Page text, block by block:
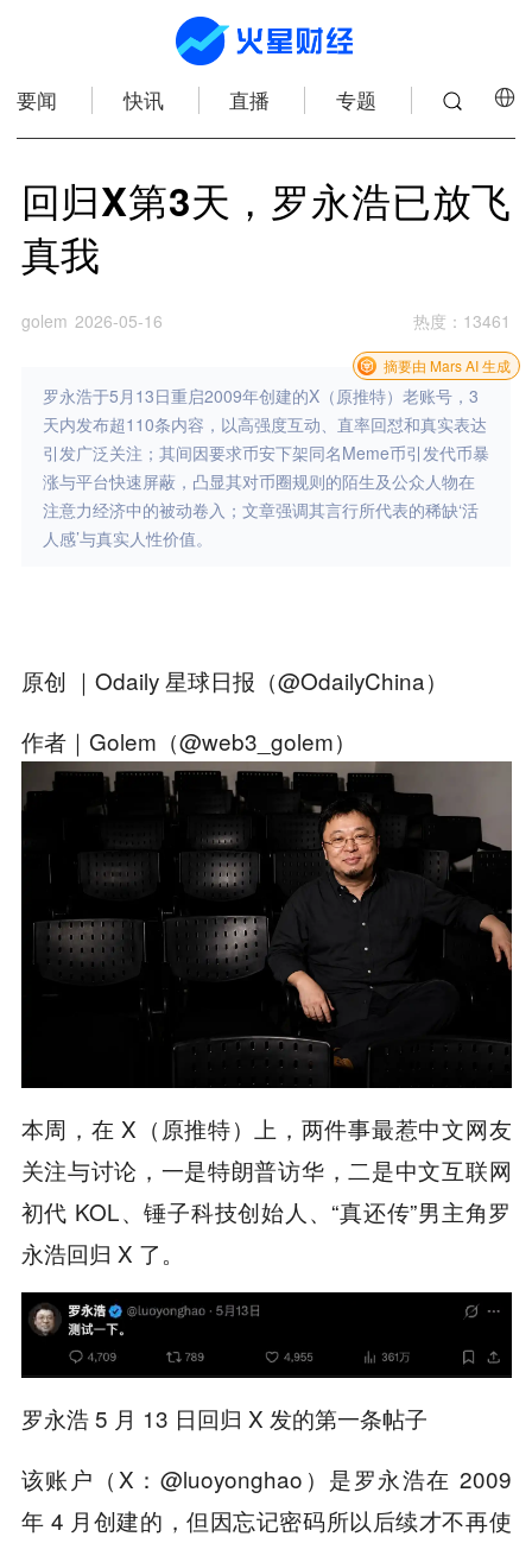
要闻 快讯 直播 专题
回归X第3天，罗永浩已放飞
真我
golem 2026-05-16 热度 ： 13461
罗永浩于5月13日重启2009年创建的X（原推特）老账号，3
天内发布超110条内容，以高强度互动、直率回怼和真实表达
引发广泛关注；其间因要求币安下架同名Meme币引发代币暴
涨与平台快速屏蔽，凸显其对币圈规则的陌生及公众人物在
注意力经济中的被动卷入；文章强调其言行所代表的稀缺‘活
人感’与真实人性价值。
摘要由 Mars AI 生成
原创 ｜Odaily 星球日报（@OdailyChina）
作者｜Golem（@web3_golem）
本周，在 X（原推特）上，两件事最惹中文网友
关注与讨论，一是特朗普访华，二是中文互联网
初代 KOL、锤子科技创始人、“真还传”男主角罗
永浩回归 X 了。
罗永浩 5 月 13 日回归 X 发的第一条帖子
该账户（X：@luoyonghao）是罗永浩在 2009
年 4 月创建的，但因忘记密码所以后续才不再使